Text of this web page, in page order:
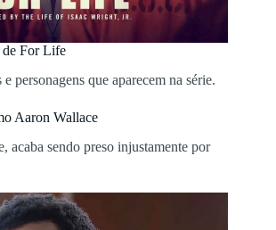
de For Life
personagens que aparecem na série.
Aaron Wallace
acaba sendo preso injustamente por